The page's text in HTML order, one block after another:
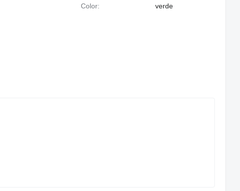
Color: verde